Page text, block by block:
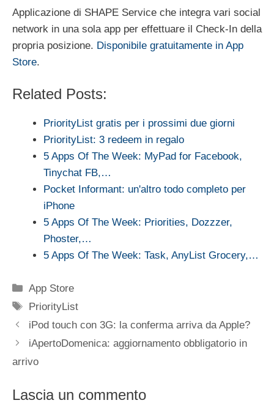
Applicazione di SHAPE Service che integra vari social
network in una sola app per effettuare il Check-In della
propria posizione. Disponibile gratuitamente in App
Store.
Related Posts:
PriorityList gratis per i prossimi due giorni
PriorityList: 3 redeem in regalo
5 Apps Of The Week: MyPad for Facebook,
Tinychat FB,…
Pocket Informant: un'altro todo completo per
iPhone
5 Apps Of The Week: Priorities, Dozzzer,
Phoster,…
5 Apps Of The Week: Task, AnyList Grocery,…
Categorie
App Store
Tag
PriorityList
iPod touch con 3G: la conferma arriva da Apple?
iApertoDomenica: aggiornamento obbligatorio in
arrivo
Lascia un commento